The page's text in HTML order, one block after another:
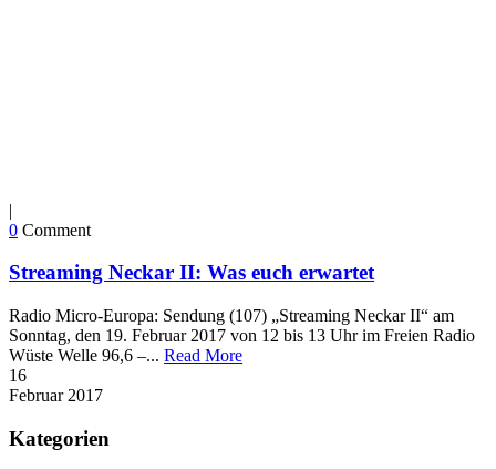
|
0 Comment
Streaming Neckar II: Was euch erwartet
Radio Micro-Europa: Sendung (107) „Streaming Neckar II“ am
Sonntag, den 19. Februar 2017 von 12 bis 13 Uhr im Freien Radio
Wüste Welle 96,6 –... Read More
16
Februar 2017
Kategorien